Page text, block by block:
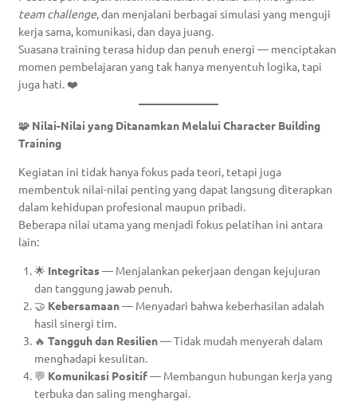
team challenge, dan menjalani berbagai simulasi yang menguji
kerja sama, komunikasi, dan daya juang.
Suasana training terasa hidup dan penuh energi — menciptakan
momen pembelajaran yang tak hanya menyentuh logika, tapi
juga hati. ❤️
🧩 Nilai-Nilai yang Ditanamkan Melalui Character Building
Training
Kegiatan ini tidak hanya fokus pada teori, tetapi juga
membentuk nilai-nilai penting yang dapat langsung diterapkan
dalam kehidupan profesional maupun pribadi.
Beberapa nilai utama yang menjadi fokus pelatihan ini antara
lain:
🌟 Integritas— Menjalankan pekerjaan dengan kejujuran
dan tanggung jawab penuh.
🤝 Kebersamaan— Menyadari bahwa keberhasilan adalah
hasil sinergi tim.
🔥 Tangguh dan Resilien— Tidak mudah menyerah dalam
menghadapi kesulitan.
💬 Komunikasi Positif— Membangun hubungan kerja yang
terbuka dan saling menghargai.